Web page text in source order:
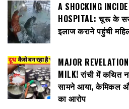
A SHOCKING
HOSPITAL: चूरू के
इलाज कराने पहुंची
MAJOR
MILK! रांची में कथित
सामने आया, केमिकल
का आरोप